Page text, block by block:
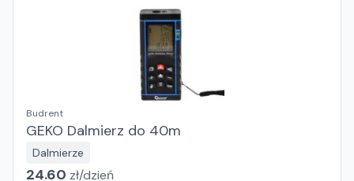
Budrent
GEKO Dalmierz do 40m
Dalmierze
24.60 zł/dzień